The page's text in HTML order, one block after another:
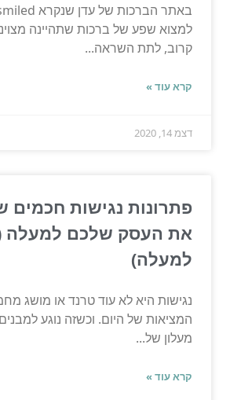
למצוא שפע של ברכות שתהיינה
קרוב, לתת השראה...
קרא עוד »
דצמ 14, 2020
פתרונות נגישות חכמים
את העסק שלכם למעלה
למעלה)
נגישות היא לא עוד טרנד או מושג
המציאות של היום. וכשזה נוגע
מעלון של...
קרא עוד »